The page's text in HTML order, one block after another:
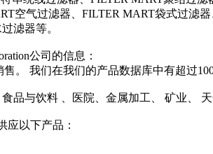
空气过滤器、FILTER MART袋式过滤
滤器等。
公司的信息：
。 我们在我们的产品数据库中有超过
品与饮料 、医院、金属加工、 矿业、
应以下产品：